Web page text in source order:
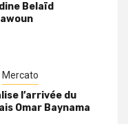
Belaïd
Mercato
l’arrivée du
Omar Baynama